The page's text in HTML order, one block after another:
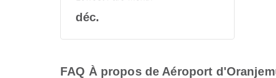
déc.
FAQ À propos de Aéroport